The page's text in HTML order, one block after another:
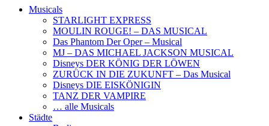
Musicals
STARLIGHT EXPRESS
MOULIN ROUGE! – DAS MUSICAL
Das Phantom Der Oper – Musical
MJ – DAS MICHAEL JACKSON MUSICAL
Disneys DER KÖNIG DER LÖWEN
ZURÜCK IN DIE ZUKUNFT – Das Musical
Disneys DIE EISKÖNIGIN
TANZ DER VAMPIRE
… alle Musicals
Städte